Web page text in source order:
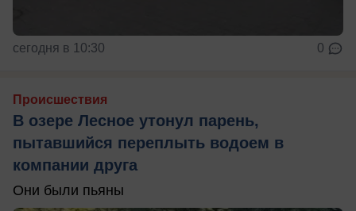
сегодня в 10:30 0
Происшествия
В озере Лесное утонул парень,
пытавшийся переплыть водоем в
компании друга
Они были пьяны